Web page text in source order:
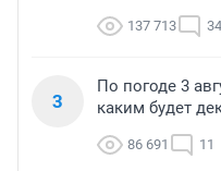
137 713 34
3
По погоде 3
каким будет
86 691 11